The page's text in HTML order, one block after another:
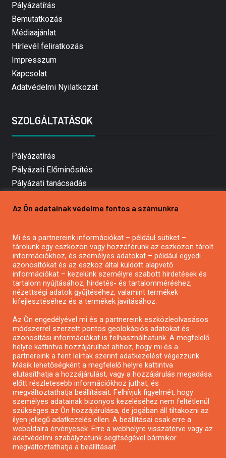
Pályázatírás
Bemutatkozás
Médiaajánlat
Hírlevél feliratkozás
Impresszum
Kapcsolat
Adatvédelmi Nyilatkozat
SZOLGÁLTATÁSOK
Pályázatírás
Pályázati Előminősítés
Pályázati tanácsadás
Mezőgazdasági pályázatírás
Pályázatírás civil szervezeteknek
Pályázatírás önkormányzatoknak
Pályázatfigyelés
Specifikus pályázatfigyelés vagy hírlevél
Pályázatok magánszemélyeknek
Pályázatok civil szervezeteknek
Pályázatok vállalkozásoknak
Önkormányzati pályázatok
Mezőgazdasági pályázatok
Falusi turizmus pályázatok
Napelem pályázatok
GINOP pályázatok
Az Ön adatainak védelme fontos a számunkra
Mi és a partnereink információkat – például sütiket –
tárolunk egy eszközön vagy hozzáférünk az eszközön tárolt
információkhoz, és személyes adatokat – például egyedi
azonosítókat és az eszköz által küldött alapvető
információkat – kezelünk személyre szabott hirdetések és
tartalom nyújtásához, hirdetés- és tartalomméréshez,
nézettségi adatok gyűjtéséhez, valamint termékek
kifejlesztéséhez és a termékek javításához.
Az Ön engedélyével mi és a partnereink eszközleolvasásos
módszerrel szerzett pontos geolokációs adatokat és
azonosítási információkat is felhasználhatunk. A megfelelő
helyre kattintva hozzájárulhat ahhoz, hogy mi és a
partnereink a fent leírtak szerint adatkezelést végezzünk.
Másik lehetőségként a megfelelő helyre kattintva
elutasíthatja a hozzájárulást, vagy a hozzájárulás megadása
előtt részletesebb információkhoz juthat, és
megváltoztathatja beállításait. Felhívjuk figyelmét, hogy
személyes adatainak bizonyos kezeléséhez nem feltétlenül
szükséges az Ön hozzájárulása, de jogában áll tiltakozni az
ilyen jellegű adatkezelés ellen. A beállításai csak erre a
weboldalra érvényesek. Erre a webhelyre visszatérve vagy az
adatvédelmi szabályzatunk segítségével bármikor
megváltoztathatja a beállításait..